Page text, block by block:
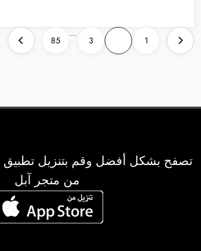
تعدد
صفحات
1
3
…
85
تصفح بشكل أفضل وقم بتنزيل
من متجر آبل